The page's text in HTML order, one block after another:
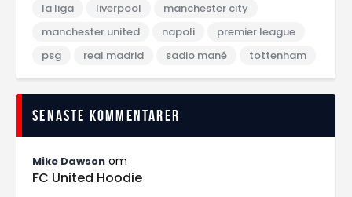
la liga
liverpool
manchester city
manchester united
napoli
premier league
psg
real madrid sadio mané tottenham
Senaste kommentarer
Mike Dawson om
FC United Hoodie